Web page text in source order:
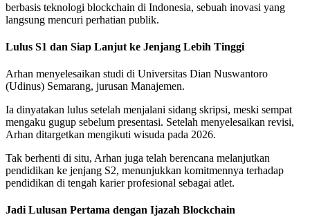
berbasis teknologi blockchain di Indonesia, sebuah inovasi yang
langsung mencuri perhatian publik.
Lulus S1 dan Siap Lanjut ke Jenjang Lebih Tinggi
Arhan menyelesaikan studi di Universitas Dian Nuswantoro
(Udinus) Semarang, jurusan Manajemen.
Ia dinyatakan lulus setelah menjalani sidang skripsi, meski sempat
mengaku gugup sebelum presentasi. Setelah menyelesaikan revisi,
Arhan ditargetkan mengikuti wisuda pada 2026.
Tak berhenti di situ, Arhan juga telah berencana melanjutkan
pendidikan ke jenjang S2, menunjukkan komitmennya terhadap
pendidikan di tengah karier profesional sebagai atlet.
Jadi Lulusan Pertama dengan Ijazah Blockchain